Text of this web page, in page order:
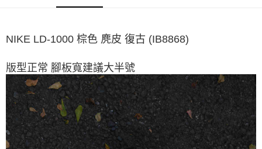
每筆NT$60，滿NT$1,500(含以上)免運費
7-11取貨付款
每筆NT$60，滿NT$1,000(含以上)免運費
新竹物流宅配
每筆NT$80，滿NT$1,000(含以上)免運費
宅配(自取)
NIKE LD-1000 棕色 麂皮 復古 (IB8868)
版型正常 腳板寬建議大半號